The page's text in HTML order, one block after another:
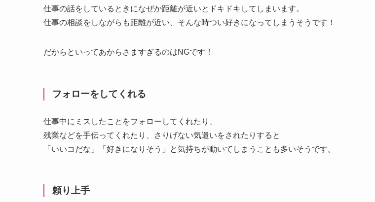
仕事の話をしているときになぜか距離が近いとドキドキしてしまいます。
仕事の相談をしながらも距離が近い、そんな時つい好きになってしまうそうです！
だからといってあからさますぎるのはNGです！
フォローをしてくれる
仕事中にミスしたことをフォローしてくれたり、
残業などを手伝ってくれたり、さりげない気遣いをされたりすると
「いいコだな」「好きになりそう」と気持ちが動いてしまうことも多いそうです。
頼り上手